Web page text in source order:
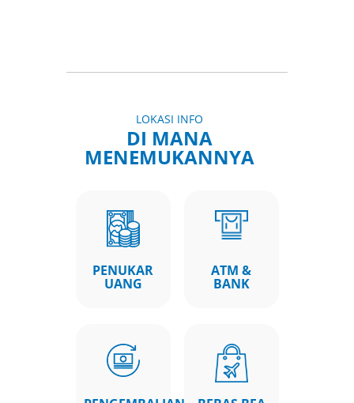
LOKASI INFO
DI MANA
MENEMUKANNYA
PENUKAR
UANG
ATM &
BANK